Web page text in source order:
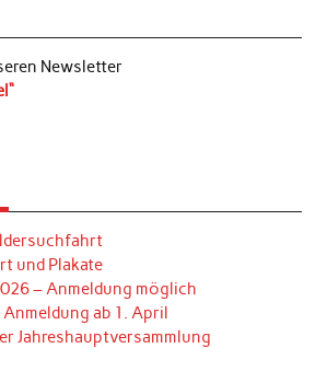
Newsletter
und Plakate
– Anmeldung möglich
ab 1. April
Jahreshauptversammlung